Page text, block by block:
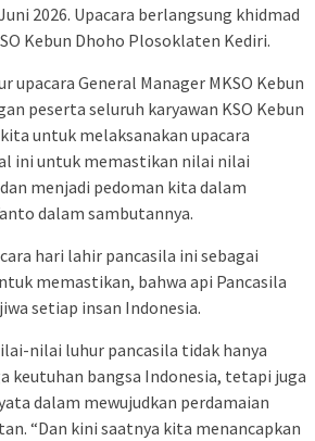
2026. Upacara berlangsung khidmad
Kebun Dhoho Plosoklaten Kediri.
upacara General Manager MKSO Kebun
peserta seluruh karyawan KSO Kebun
untuk melaksanakan upacara
ini untuk memastikan nilai nilai
menjadi pedoman kita dalam
dalam sambutannya.
hari lahir pancasila ini sebagai
memastikan, bahwa api Pancasila
setiap insan Indonesia.
nilai luhur pancasila tidak hanya
keutuhan bangsa Indonesia, tetapi juga
dalam mewujudkan perdamaian
“Dan kini saatnya kita menancapkan